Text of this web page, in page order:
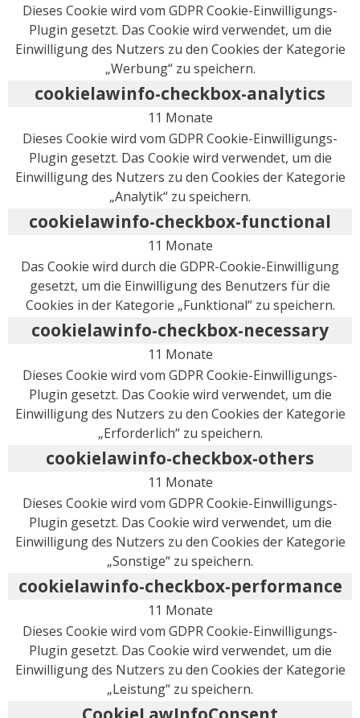
Dieses Cookie wird vom GDPR Cookie-Einwilligungs-
Plugin gesetzt. Das Cookie wird verwendet, um die
Einwilligung des Nutzers zu den Cookies der Kategorie
„Werbung“ zu speichern.
cookielawinfo-checkbox-analytics
11 Monate
Dieses Cookie wird vom GDPR Cookie-Einwilligungs-
Plugin gesetzt. Das Cookie wird verwendet, um die
Einwilligung des Nutzers zu den Cookies der Kategorie
„Analytik“ zu speichern.
cookielawinfo-checkbox-functional
11 Monate
Das Cookie wird durch die GDPR-Cookie-Einwilligung
gesetzt, um die Einwilligung des Benutzers für die
Cookies in der Kategorie „Funktional“ zu speichern.
cookielawinfo-checkbox-necessary
11 Monate
Dieses Cookie wird vom GDPR Cookie-Einwilligungs-
Plugin gesetzt. Das Cookie wird verwendet, um die
Einwilligung des Nutzers zu den Cookies der Kategorie
„Erforderlich“ zu speichern.
cookielawinfo-checkbox-others
11 Monate
Dieses Cookie wird vom GDPR Cookie-Einwilligungs-
Plugin gesetzt. Das Cookie wird verwendet, um die
Einwilligung des Nutzers zu den Cookies der Kategorie
„Sonstige“ zu speichern.
cookielawinfo-checkbox-performance
11 Monate
Dieses Cookie wird vom GDPR Cookie-Einwilligungs-
Plugin gesetzt. Das Cookie wird verwendet, um die
Einwilligung des Nutzers zu den Cookies der Kategorie
„Leistung“ zu speichern.